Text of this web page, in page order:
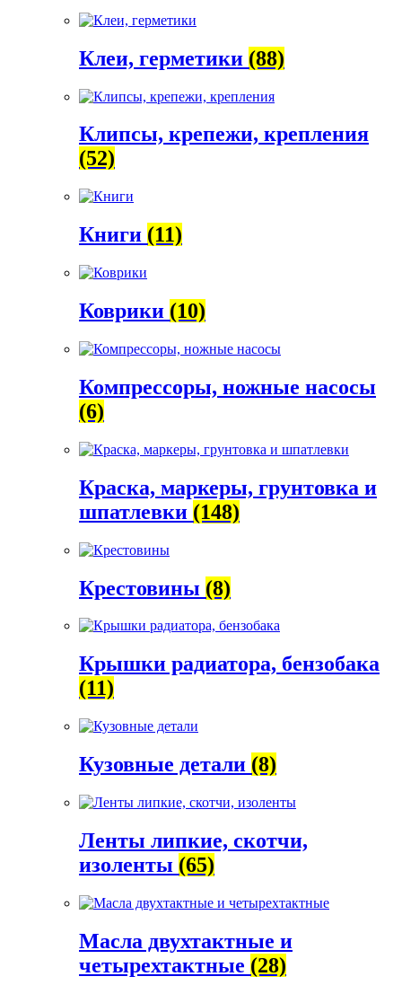
Клеи, герметики (88)
Клипсы, крепежи, крепления
(52)
Книги (11)
Коврики (10)
Компрессоры, ножные насосы
(6)
Краска, маркеры, грунтовка и
шпатлевки (148)
Крестовины (8)
Крышки радиатора, бензобака
(11)
Кузовные детали (8)
Ленты липкие, скотчи,
изоленты (65)
Масла двухтактные и
четырехтактные (28)